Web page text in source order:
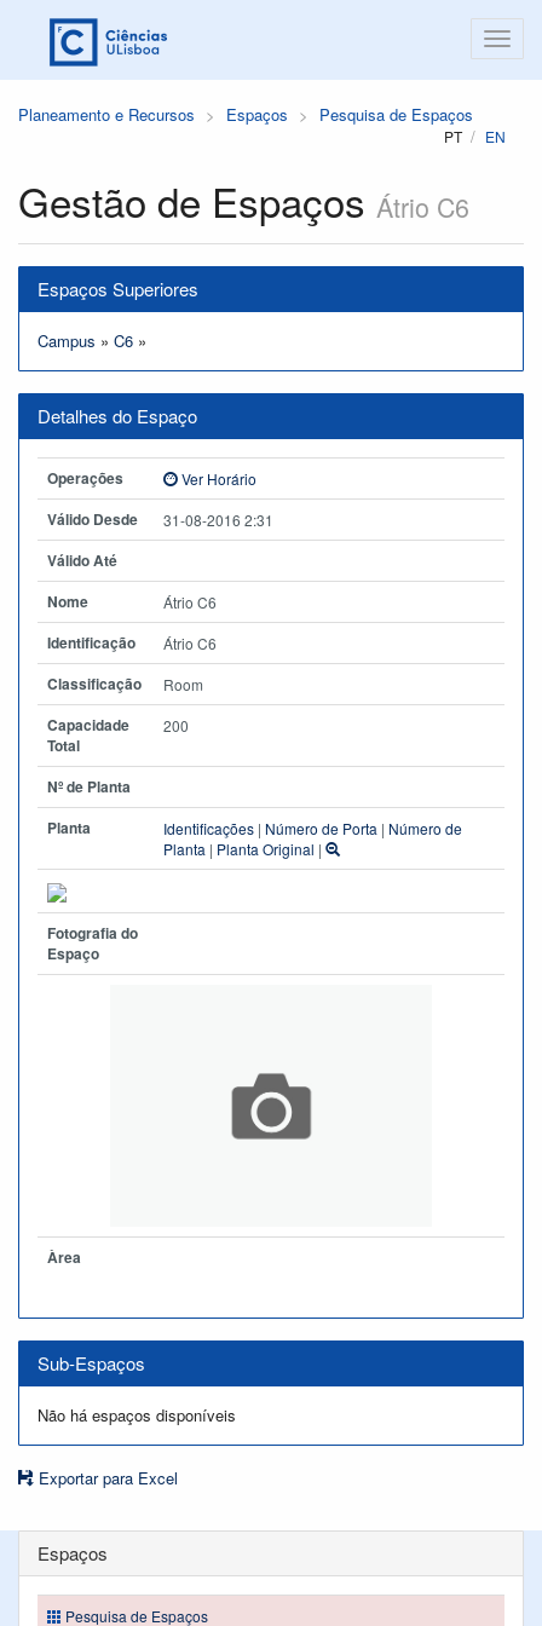
Planeamento e Recursos Espaços Pesquisa de Espaços
PT EN
Gestão de Espaços Átrio C6
Espaços Superiores
Campus » C6 »
Detalhes do Espaço
Operações Ver Horário
Válido Desde 31-08-2016 2:31
Válido Até
Nome
Átrio C6
Identificação Átrio C6
Classificação Room
Capacidade
Total
200
Nº de Planta
Planta
Identificações | Número de Porta | Número de
Planta | Planta Original |
Fotografia do
Espaço
Àrea
Sub-Espaços
Não há espaços disponíveis
Exportar para Excel
Espaços
Pesquisa de Espaços